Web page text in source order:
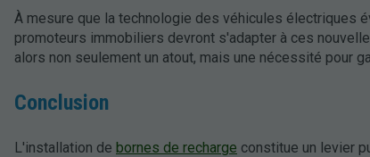
À mesure que la technologie des véhicules électriques
promoteurs immobiliers devront s'adapter à ces
alors non seulement un atout, mais une nécessité pour
Conclusion
L'installation de bornes de recharge constitue un levier